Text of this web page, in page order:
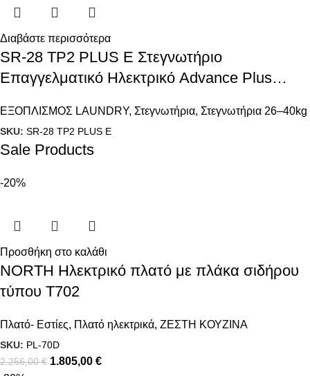
Διαβάστε περισσότερα
SR-28 TP2 PLUS E Στεγνωτήριο
Επαγγελματικό Ηλεκτρικό Advance Plus
ΕΞΟΠΛΙΣΜΟΣ LAUNDRY, Στεγνωτήρια, Στεγνωτήρια 26–40kg
SKU: SR-28 TP2 PLUS E
Sale Products
-20%
Προσθήκη στο καλάθι
NORTH Ηλεκτρικό πλατό με πλάκα σιδήρου
τύπου T702
Πλατό- Εστίες, Πλατό ηλεκτρικά, ΖΕΣΤΗ ΚΟΥΖΙΝΑ
SKU: PL-70D
2.256,00€ 1.805,00 €